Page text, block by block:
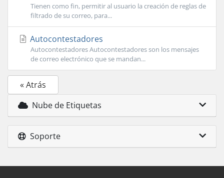
Tienen como fin, permitir al usuario la creación de reglas de
filtrado de su correo, para...
Autocontestadores
Autocontestadores Autocontestadores son los mensajes
de correo electrónico que se mandan...
« Atrás
Nube de Etiquetas
Soporte